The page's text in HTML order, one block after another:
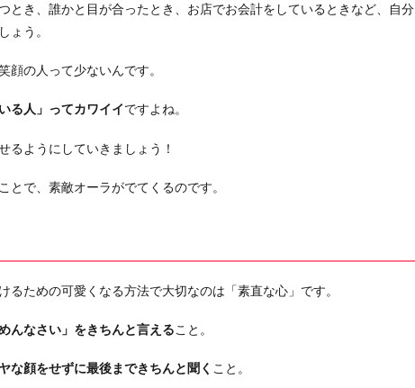
とき、誰かと目が合ったとき、お店でお会計をしているときなど、自分
ょう。
顔の人って少ないんです。
る人」ってカワイイですよね。
るようにしていきましょう！
とで、素敵オーラがでてくるのです。
るための可愛くなる方法で大切なのは「素直な心」です。
んなさい」をきちんと言えること。
な顔をせずに最後まできちんと聞く こと。